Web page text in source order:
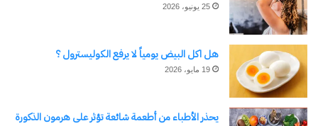
25 يونيو، 2026
هل اكل البيض يومياً لا يرفع الكوليسترول ؟
19 مايو، 2026
يحذر الأطباء من أطعمة شائعة تؤثر على هرمون الذكورة